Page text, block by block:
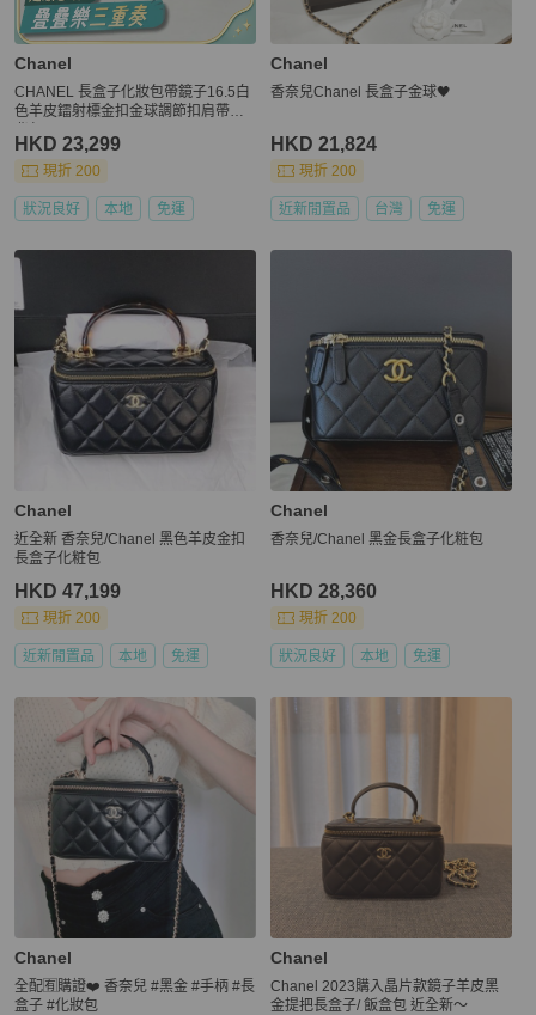
Chanel
CHANEL 長盒子化妝包帶鏡子16.5白
色羊皮鐳射標金扣金球調節扣肩帶肩
HKD 23,299
現折 200
狀況良好 本地 免運
Chanel
香奈兒Chanel 長盒子金球🖤
HKD 21,824
現折 200
近新閒置品 台灣 免運
Chanel
近全新 香奈兒/Chanel 黑色羊皮金扣
長盒子化粧包
HKD 47,199
現折 200
近新閒置品 本地 免運
Chanel
香奈兒/Chanel 黑金長盒子化粧包
HKD 28,360
現折 200
狀況良好 本地 免運
Chanel
全配🈶️購證❤️ 香奈兒 #黑金 #手柄 #長
盒子 #化妝包
Chanel
Chanel 2023購入晶片款鏡子羊皮黑
金提把長盒子/ 飯盒包 近全新～